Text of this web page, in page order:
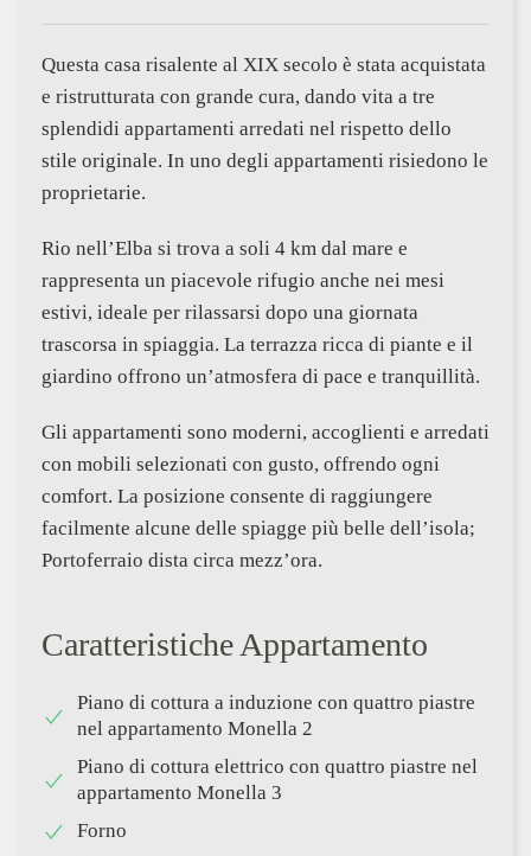
Questa casa risalente al XIX secolo è stata acquistata
e ristrutturata con grande cura, dando vita a tre
splendidi appartamenti arredati nel rispetto dello
stile originale. In uno degli appartamenti risiedono le
proprietarie.
Rio nell’Elba si trova a soli 4 km dal mare e
rappresenta un piacevole rifugio anche nei mesi
estivi, ideale per rilassarsi dopo una giornata
trascorsa in spiaggia. La terrazza ricca di piante e il
giardino offrono un’atmosfera di pace e tranquillità.
Gli appartamenti sono moderni, accoglienti e arredati
con mobili selezionati con gusto, offrendo ogni
comfort. La posizione consente di raggiungere
facilmente alcune delle spiagge più belle dell’isola;
Portoferraio dista circa mezz’ora.
Caratteristiche Appartamento
Piano di cottura a induzione con quattro piastre
nel appartamento Monella 2
Piano di cottura elettrico con quattro piastre nel
appartamento Monella 3
Forno